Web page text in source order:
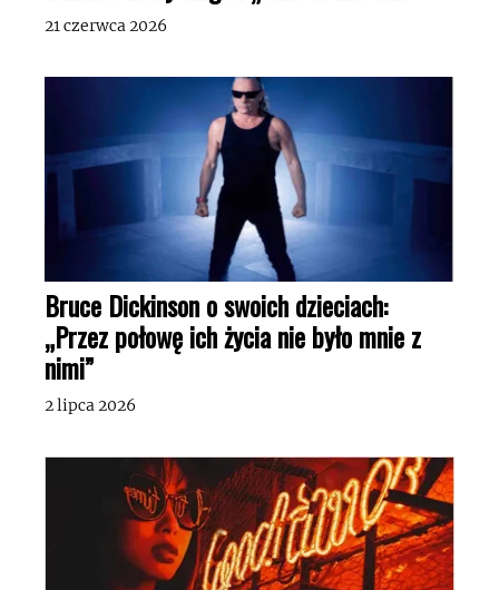
21 czerwca 2026
Bruce Dickinson o swoich dzieciach:
„Przez połowę ich życia nie było mnie z
nimi”
2 lipca 2026